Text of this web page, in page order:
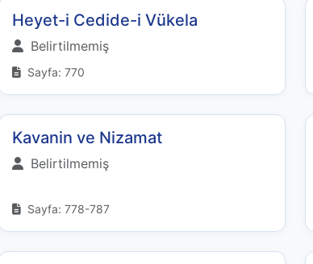
Heyet-i Cedide-i Vükela
Belirtilmemiş
Sayfa: 770
Kavanin ve Nizamat
Belirtilmemiş
Sayfa: 778-787